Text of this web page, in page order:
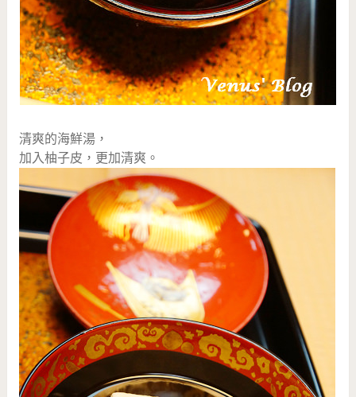
清爽的海鮮湯，
加入柚子皮，更加清爽。